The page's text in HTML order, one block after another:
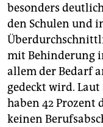
besonders
den Schulen und
mit Behinderung
allem der Bedarf
gedeckt wird.
haben 42
keinen